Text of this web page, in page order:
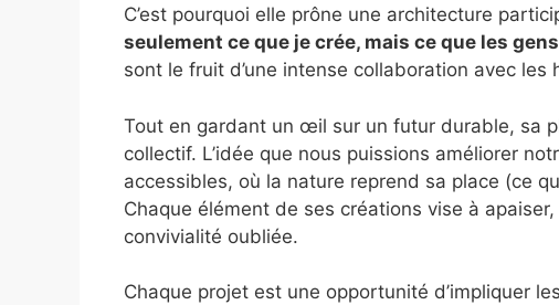
C’est pourquoi elle prône une architecture
seulement ce que je crée, mais ce que les
sont le fruit d’une intense collaboration avec
Tout en gardant un œil sur un futur durable, sa
collectif. L’idée que nous puissions améliorer
accessibles, où la nature reprend sa place (ce
Chaque élément de ses créations vise à
convivialité oubliée.
Chaque projet est une opportunité d’impliquer